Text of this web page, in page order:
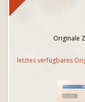
Originale
letztes verfügbares